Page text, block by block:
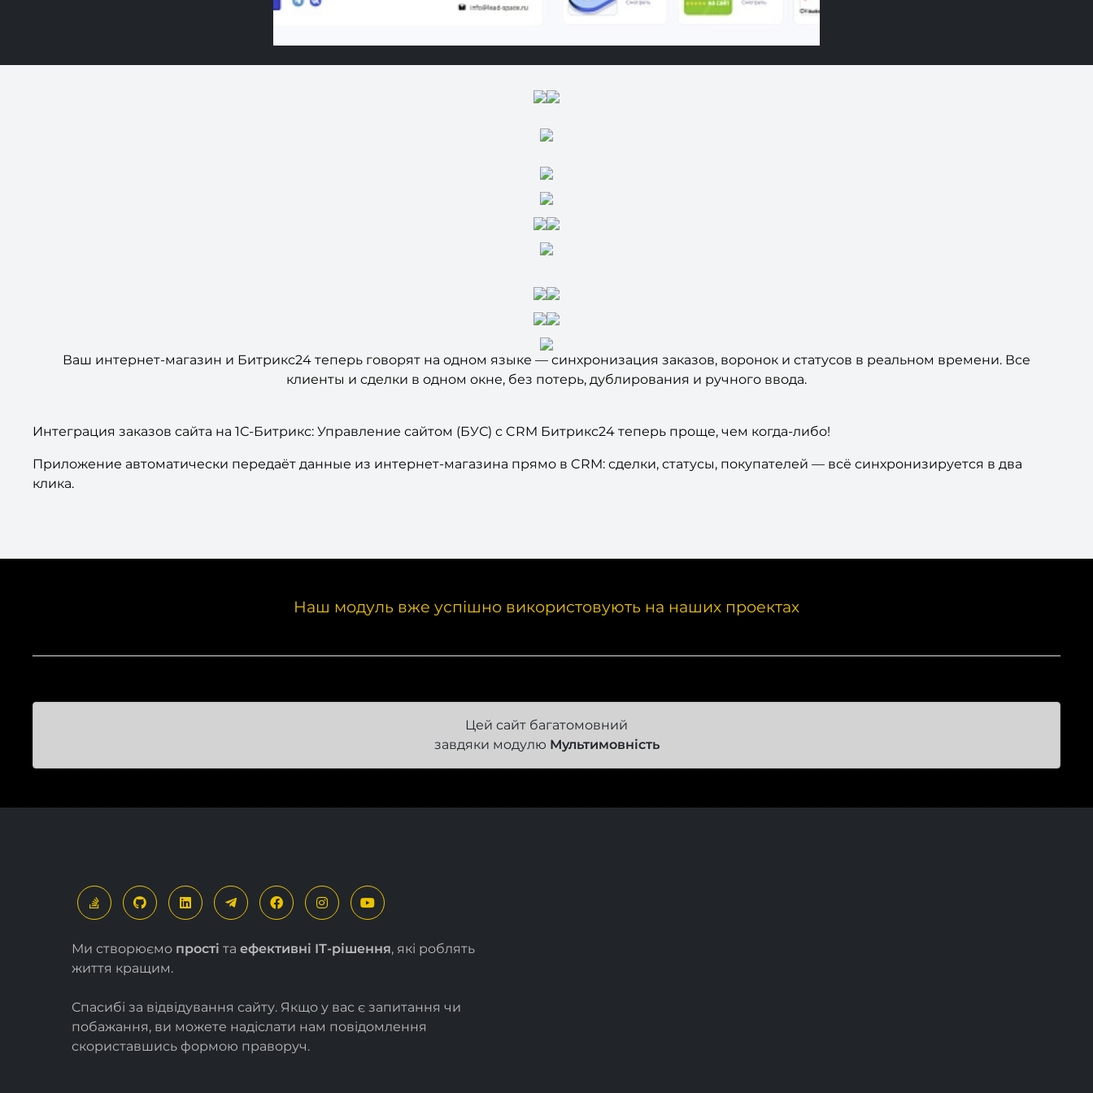
Ваш интернет-магазин и Битрикс24 теперь говорят на одном языке — синхронизация заказов, воронок и статусов в реальном времени. Все
клиенты и сделки в одном окне, без потерь, дублирования и ручного ввода.
Интеграция заказов сайта на 1С-Битрикс: Управление сайтом (БУС) с CRM Битрикс24 теперь проще, чем когда-либо!
Приложение автоматически передаёт данные из интернет-магазина прямо в CRM: сделки, статусы, покупателей — всё синхронизируется в два
клика.
Наш модуль вже успішно використовують на наших проектах
Цей сайт багатомовний
завдяки модулю Мультимовність
Ми створюємо прості та ефективні ІТ-рішення, які роблять
життя кращим.
Спасибі за відвідування сайту. Якщо у вас є запитання чи
побажання, ви можете надіслати нам повідомлення
скориставшись формою праворуч.